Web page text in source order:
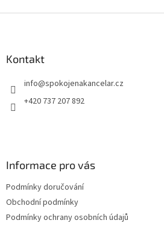
Kontakt
info@spokojenakancelar.cz
+420 737 207 892
Informace pro vás
Podmínky doručování
Obchodní podmínky
Podmínky ochrany osobních údajů